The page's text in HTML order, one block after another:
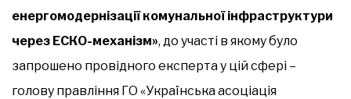
енергомодернізації комунальної інфраструктури
через ЕСКО-механізм», до участі в якому було
запрошено провідного експерта у цій сфері –
голову правління ГО «Українська асоціація